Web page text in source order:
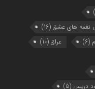
نغمه های عشق (16)
(6) عراق (10)
دریس (5)